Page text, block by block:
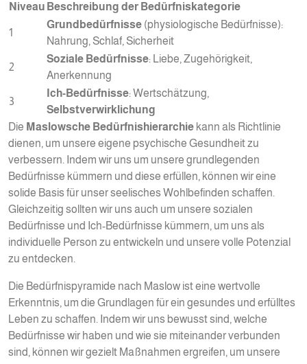
Niveau Beschreibung der Bedürfniskategorie
1
Grundbedürfnisse (physiologische Bedürfnisse):
Nahrung, Schlaf, Sicherheit
2
Soziale Bedürfnisse: Liebe, Zugehörigkeit,
Anerkennung
3
Ich-Bedürfnisse: Wertschätzung,
Selbstverwirklichung
Die Maslowsche Bedürfnishierarchie kann als Richtlinie
dienen, um unsere eigene psychische Gesundheit zu
verbessern. Indem wir uns um unsere grundlegenden
Bedürfnisse kümmern und diese erfüllen, können wir eine
solide Basis für unser seelisches Wohlbefinden schaffen.
Gleichzeitig sollten wir uns auch um unsere sozialen
Bedürfnisse und Ich-Bedürfnisse kümmern, um uns als
individuelle Person zu entwickeln und unsere volle Potenzial
zu entdecken.
Die Bedürfnispyramide nach Maslow ist eine wertvolle
Erkenntnis, um die Grundlagen für ein gesundes und erfülltes
Leben zu schaffen. Indem wir uns bewusst sind, welche
Bedürfnisse wir haben und wie sie miteinander verbunden
sind, können wir gezielt Maßnahmen ergreifen, um unsere